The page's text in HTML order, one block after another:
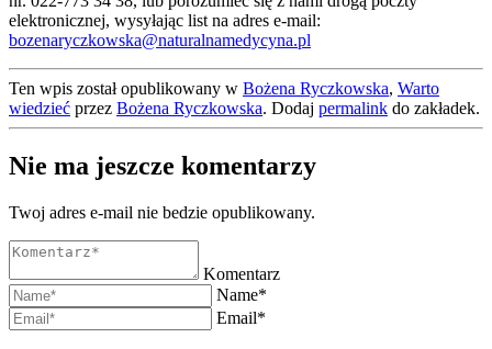
elektronicznej, wysyłając list na adres e-mail:
bozenaryczkowska@naturalnamedycyna.pl
Ten wpis został opublikowany w Bożena Ryczkowska, Warto
wiedzieć przez Bożena Ryczkowska. Dodaj permalink do zakładek.
Nie ma jeszcze komentarzy
Twoj adres e-mail nie bedzie opublikowany.
Komentarz
Name*
Email*